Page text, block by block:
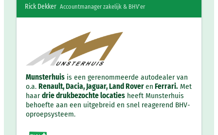
Rick Dekker Accountmanager zakelijk & BHV’er
Munsterhuis is een gerenommeerde autodealer van
o.a.Renault, Dacia, Jaguar, Land Roveren Ferrari. Met
haardrie drukbezochte locaties heeft Munsterhuis
behoefte aan een uitgebreid en snel reagerend BHV-
oproepsysteem.